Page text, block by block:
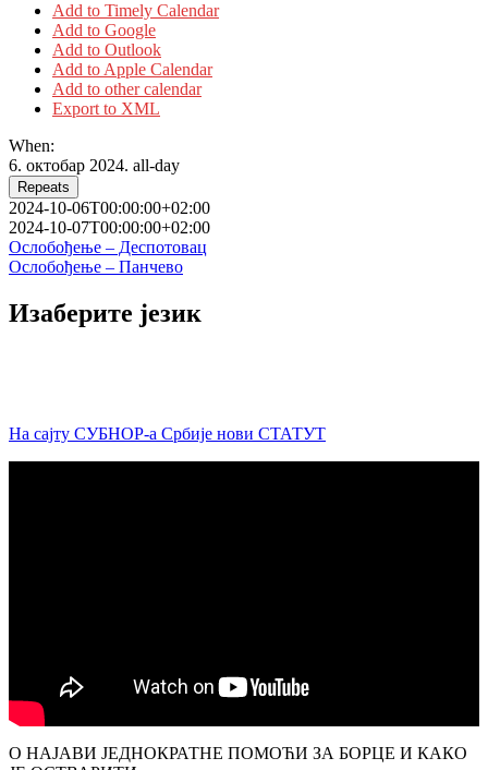
Add to Timely Calendar
Add to Google
Add to Outlook
Add to Apple Calendar
Add to other calendar
Export to XML
When:
6. октобар 2024. all-day
Repeats
2024-10-06T00:00:00+02:00
2024-10-07T00:00:00+02:00
Кретање
чланка
Ослобођење – Деспотовац
Ослобођење – Панчево
Изаберите језик
На сајту СУБНОР-а Србије нови СТАТУТ
О НАЈАВИ ЈЕДНОКРАТНЕ ПОМОЋИ ЗА БОРЦЕ И КАКО